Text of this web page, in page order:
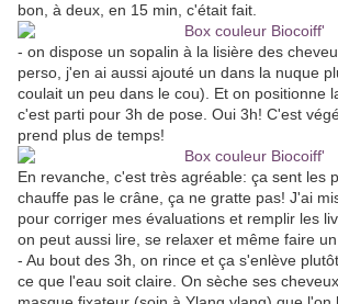
bon, à deux, en 15 min, c'était fait.
- on dispose un sopalin à la lisière des
perso, j'en ai aussi ajouté un dans la nuque
coulait un peu dans le cou). Et on positionne
c'est parti pour 3h de pose. Oui 3h! C'est
prend plus de temps!
En revanche, c'est très agréable: ça sent les
chauffe pas le crâne, ça ne gratte pas! J'ai
pour corriger mes évaluations et remplir les
on peut aussi lire, se relaxer et même faire
- Au bout des 3h, on rince et ça s'enlève
ce que l'eau soit claire. On sèche ses